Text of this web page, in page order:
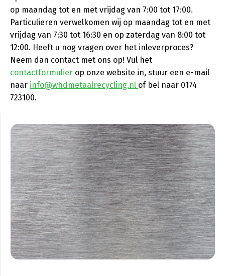
op maandag tot en met vrijdag van 7:00 tot 17:00.
Particulieren verwelkomen wij op maandag tot en met
vrijdag van 7:30 tot 16:30 en op zaterdag van 8:00 tot
12:00. Heeft u nog vragen over het inleverproces?
Neem dan contact met ons op! Vul het
contactformulier op onze website in, stuur een e-mail
naar info@whdmetaalrecycling.nl of bel naar 0174
723100.